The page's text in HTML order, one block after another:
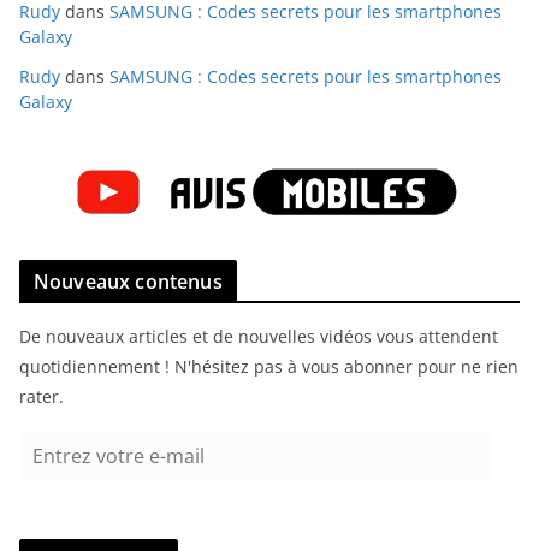
Rudy dans SAMSUNG : Codes secrets pour les smartphones
Galaxy
Rudy dans SAMSUNG : Codes secrets pour les smartphones
Galaxy
Nouveaux contenus
De nouveaux articles et de nouvelles vidéos vous attendent
quotidiennement ! N'hésitez pas à vous abonner pour ne rien
rater.
r